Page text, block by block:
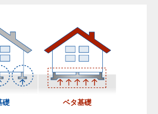
礎 ベタ基礎